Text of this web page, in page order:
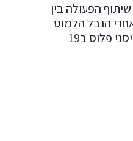
הפעולה בין
הנבל הלמוט
זימו (דניאל בריאל) הזכור לשמצה מ"קפטן אמריקה: מלחמת האזרחים" ועוד המון אקשן. הסדרה יוצאת בדיסני פלוס ב19